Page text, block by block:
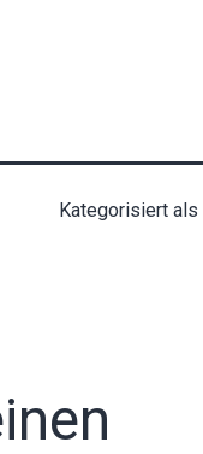
Kategorisiert als